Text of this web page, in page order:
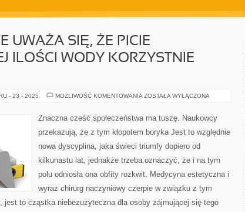
UWAŻA SIĘ, ŻE PICIE
ILOŚCI WODY KORZYSTNIE
- 23 - 2025 MOŻLIWOŚĆ KOMENTOWANIA POWSZECHNIE
PICIE
ILOŚCI
KORZYSTNIE
ZOSTAŁA WYŁĄCZONA
Znaczna cześć społeczeństwa ma tuszę. Naukowcy
przekazują, że z tym kłopotem boryka Jest to względnie
nowa dyscyplina, jaka świeci triumfy dopiero od
kilkunastu lat, jednakże trzeba oznaczyć, że i na tym
polu odniosła ona obfity rozkwit. Medycyna estetyczna i
wyraz chirurg naczyniowy czerpie w związku z tym
jest to cząstka niebezużyteczna dla osoby zajmującej się tego